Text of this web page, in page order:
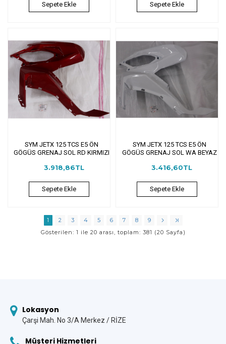
Sepete Ekle Sepete Ekle
SYM JETX 125 TCS E5 ÖN
GÖGÜS GRENAJ SOL RD KIRMIZI
3.918,86TL
Sepete Ekle
SYM JETX 125 TCS E5 ÖN
GÖGÜS GRENAJ SOL WA BEYAZ
3.416,60TL
Sepete Ekle
1 2 3 4 5 6 7 8
9
Gösterilen: 1 ile 20 arası, toplam: 381 (20 Sayfa)
Lokasyon
Çarşi Mah. No 3/A Merkez / RİZE
Müşteri Hizmetleri